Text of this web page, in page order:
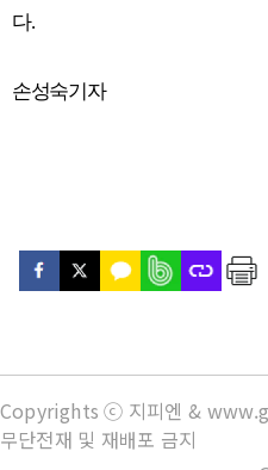
다.
손성숙기자
Copyrights ⓒ 지피엔 &
무단전재 및 재배포 금지